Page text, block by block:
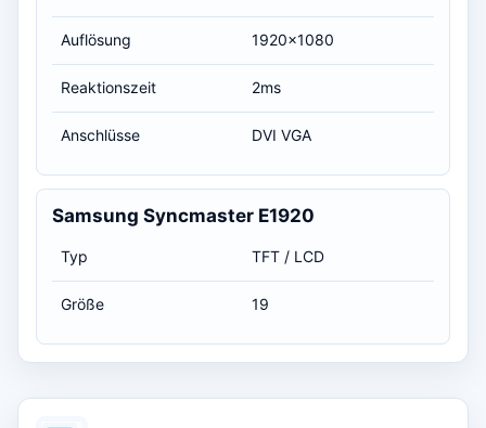
Auflösung 1920x1080
Reaktionszeit 2ms
Anschlüsse DVI VGA
Samsung Syncmaster E1920
Typ TFT / LCD
Größe 19